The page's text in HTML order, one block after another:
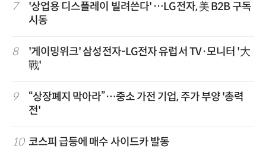
7
'상업용 디스플레이 빌려쓴다' …LG전자, 美 B2B 구독
시동
8
'게이밍위크' 삼성전자-LG전자 유럽서 TV·모니터 '大
戰'
9
“상장폐지 막아라”…중소 가전 기업, 주가 부양 '총력
전'
10 코스피 급등에 매수 사이드카 발동